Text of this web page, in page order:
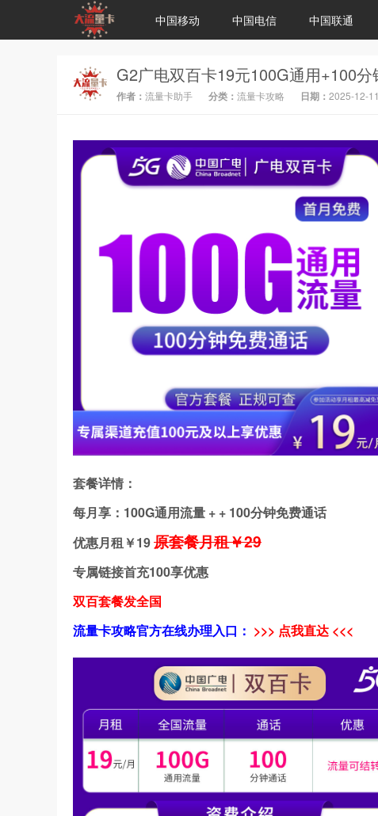
中国移动 中国电信 中国联通
作者： 流量卡助手 分类： 流量卡攻略 日期： 2025-12-11
套餐详情：
每月享：100G通用流量 + + 100分钟免费通话
优惠月租￥19原套餐月租￥29
专属链接首充100享优惠
双百套餐发全国
流量卡攻略官方在线办理入口： >>> 点我直达 <<<